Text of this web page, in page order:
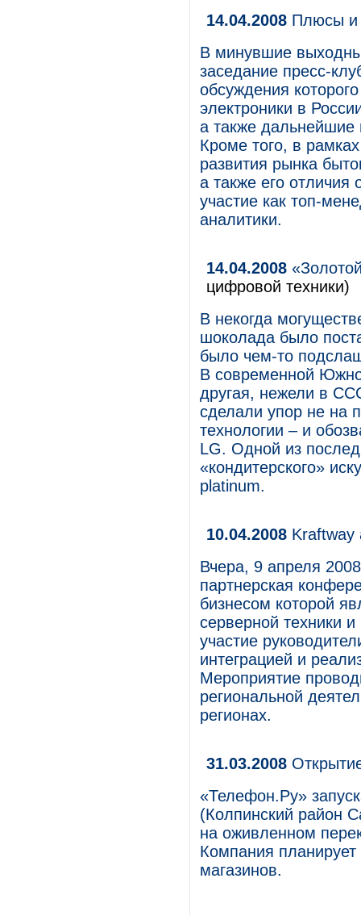
14.04.2008 Плюсы и
В минувшие
заседание пресс-
обсуждения
электроники в
а также дальнейшие
Кроме того, в
развития рынка
а также его
участие как топ-
аналитики.
14.04.2008
цифровой техники)
В некогда
шоколада было
было чем-то
В современной
другая, нежели в
сделали упор не на
технологии – и
LG. Одной из
«кондитерского»
platinum.
10.04.2008 Kraftway
Вчера, 9 апреля
партнерская
бизнесом которой
серверной техники
участие
интеграцией и
Мероприятие
региональной
регионах.
31.03.2008
«Телефон.Ру»
(Колпинский район
на оживленном
Компания
магазинов.